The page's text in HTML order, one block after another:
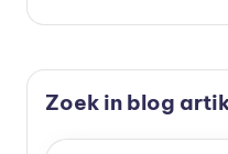
Zoek in blog